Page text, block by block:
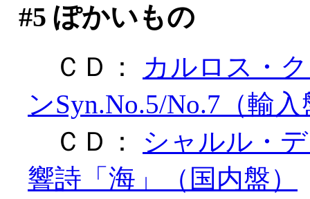
#5 ぽかいもの
ＣＤ：
カルロス・
ンSyn.No.5/No.7（輸
ＣＤ： シャルル・
響詩「海」（国内盤）